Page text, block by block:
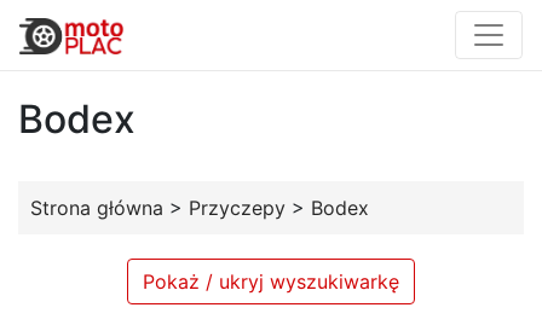
Bodex
Strona główna > Przyczepy > Bodex
Pokaż / ukryj wyszukiwarkę